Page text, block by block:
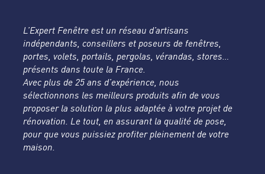
L’Expert Fenêtre est un réseau d’artisans
indépendants, conseillers et poseurs de fenêtres,
portes, volets, portails, pergolas, vérandas, stores…
présents dans toute la France.
Avec plus de 25 ans d’expérience, nous
sélectionnons les meilleurs produits afin de vous
proposer la solution la plus adaptée à votre projet de
rénovation. Le tout, en assurant la qualité de pose,
pour que vous puissiez profiter pleinement de votre
maison.